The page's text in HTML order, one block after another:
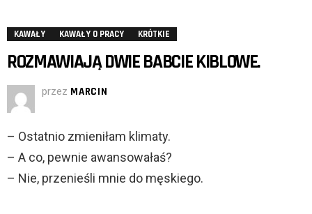
KAWAŁY KAWAŁY O PRACY KRÓTKIE
ROZMAWIAJĄ DWIE BABCIE KIBLOWE.
przez MARCIN
– Ostatnio zmieniłam klimaty.
– A co, pewnie awansowałaś?
– Nie, przenieśli mnie do męskiego.